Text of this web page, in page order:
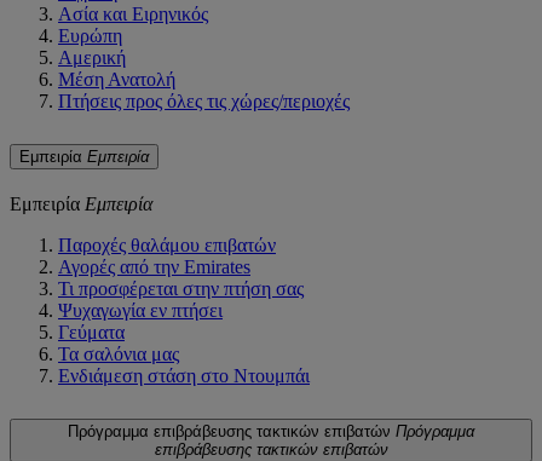
Ασία και Ειρηνικός
Ευρώπη
Αμερική
Μέση Ανατολή
Πτήσεις προς όλες τις χώρες/περιοχές
Εμπειρία Εμπειρία
Εμπειρία Εμπειρία
Παροχές θαλάμου επιβατών
Αγορές από την Emirates
Τι προσφέρεται στην πτήση σας
Ψυχαγωγία εν πτήσει
Γεύματα
Τα σαλόνια μας
Ενδιάμεση στάση στο Ντουμπάι
Πρόγραμμα επιβράβευσης τακτικών επιβατών Πρόγραμμα
επιβράβευσης τακτικών επιβατών